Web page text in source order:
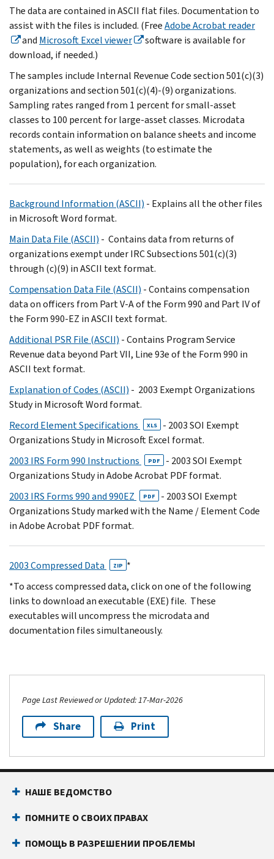
The data are contained in ASCII flat files. Documentation to
assist with the files is included. (FreeAdobe Acrobat reader
and Microsoft Excel viewer
software is available for
download, if needed.)
The samples include Internal Revenue Code section 501(c)(3)
organizations and section 501(c)(4)-(9) organizations.
Sampling rates ranged from 1 percent for small-asset
classes to 100 percent for large-asset classes. Microdata
records contain information on balance sheets and income
statements, as well as weights (to estimate the
population), for each organization.
Background Information (ASCII) - Explains all the other files
in Microsoft Word format.
Main Data File (ASCII) - Contains data from returns of
organizations exempt under IRC Subsections 501(c)(3)
through (c)(9) in ASCII text format.
Compensation Data File (ASCII) - Contains compensation
data on officers from Part V-A of the Form 990 and Part IV of
the Form 990-EZ in ASCII text format.
Additional PSR File (ASCII) - Contains Program Service
Revenue data beyond Part VII, Line 93e of the Form 990 in
ASCII text format.
Explanation of Codes (ASCII) - 2003 Exempt Organizations
Study in Microsoft Word format.
Record Element Specifications
XLS
- 2003 SOI Exempt
Organizations Study in Microsoft Excel format.
2003 IRS Form 990 Instructions
PDF
- 2003 SOI Exempt
Organizations Study in Adobe Acrobat PDF format.
2003 IRS Forms 990 and 990EZ
PDF
- 2003 SOI Exempt
Organizations Study marked with the Name / Element Code
in Adobe Acrobat PDF format.
2003 Compressed Data ZIP
*
*To access compressed data, click on one of the following
links to download an executable (EXE) file. These
executables will uncompress the microdata and
documentation files simultaneously.
Page Last Reviewed or Updated: 17-Mar-2026
Share Print
НАШЕ ВЕДОМСТВО
ПОМНИТЕ О СВОИХ ПРАВАХ
ПОМОЩЬ В РАЗРЕШЕНИИ ПРОБЛЕМЫ